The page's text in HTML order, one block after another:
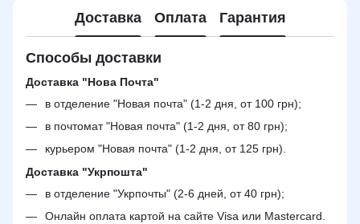
Доставка Оплата Гарантия
Способы доставки
Доставка "Нова Почта"
в отделение "Новая почта" (1-2 дня, от 100 грн);
в почтомат "Новая почта" (1-2 дня, от 80 грн);
курьером "Новая почта" (1-2 дня, от 125 грн).
Доставка "Укрпошта"
в отделение "Укрпочты" (2-6 дней, от 40 грн);
Онлайн оплата картой на сайте Visa или Mastercard.